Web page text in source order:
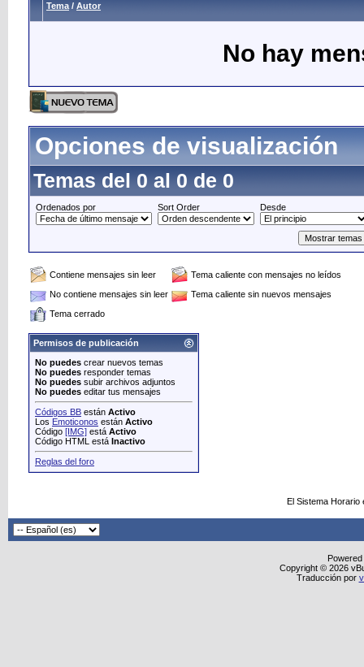
Tema / Autor
No hay
Opciones de visualización
Temas del 0 al 0 de 0
Ordenados por Sort Order Desde
Contiene mensajes sin leer
Tema caliente con mensajes no leídos
No contiene mensajes sin leer
Tema caliente sin nuevos mensajes
Tema cerrado
Permisos de publicación
No puedes crear nuevos temas
No puedes responder temas
No puedes subir archivos adjuntos
No puedes editar tus mensajes
Códigos BB están Activo
Los Emoticonos están Activo
Código [IMG] está Activo
Código HTML está Inactivo
Reglas del foro
El Sistema
Copyright © 2026
Traducción por